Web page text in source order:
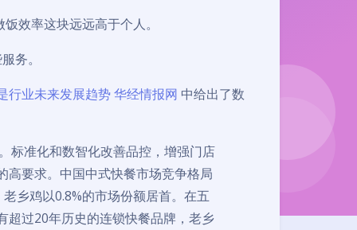
效率这块远远高于个人。
务。
行业未来发展趋势 华经情报网 中给出了数
标准化和数智化改善品控，增强门店
高要求。中国中式快餐市场竞争格局
乡鸡以0.8%的市场份额居首。在五
超过20年历史的连锁快餐品牌，老乡